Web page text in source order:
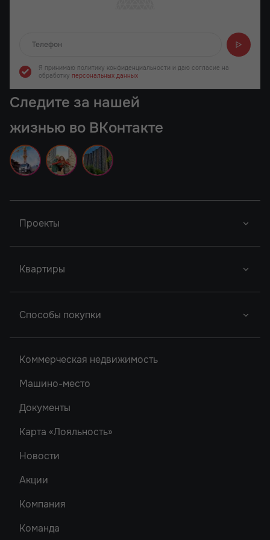
Я принимаю политику конфиденциальности и даю согласие на
обработку персональных данных
Следите за нашей
жизнью во ВКонтакте
Проекты
Новый Проект
Новый Проект
Донской Арбат 2
Донской Арбат
Рубин
Квартиры
Однокомнатные
Трехкомнатные
Способы покупки
Коммерческая недвижимость
Машино-место
Документы
Карта «Лояльность»
Новости
Акции
Компания
Команда